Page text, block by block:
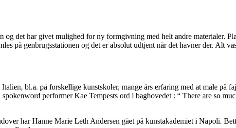
det har givet mulighed for ny formgivning med helt andre materialer.
på genbrugsstationen og det er absolut udtjent når det havner der. Alt
bl.a. på forskellige kunstskoler, mange års erfaring med at male på
performer Kae Tempests ord i baghovedet : “ There are so
har Hanne Marie Leth Andersen gået på kunstakademiet i Napoli.